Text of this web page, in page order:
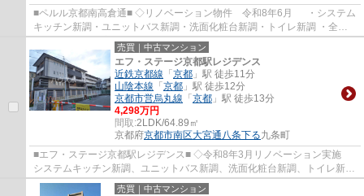
■ペルル京都南高倉通■ ◇リノベーション物件 令和8年6月 ・システム
キッチン新調・ユニットバス新調・洗面化粧台新調・トイレ新調 ・全室
クロス張替・全室フローリング張替・CF張替...
売買｜中古マンション
エフ・ステージ京都駅レジデンス
近鉄京都線 「京都 」駅 徒歩11分
山陰本線 「京都 」駅 徒歩12分
京都市営烏丸線 「京都 」駅 徒歩13分
4,298万円
間取:2LDK/64.89㎡
京都府京都市南区大宮通八条下る九条町
■エフ・ステージ京都駅レジデンス■ ◇令和8年3月リノベーション実施
システムキッチン新調、ユニットバス新調、洗面化粧台新調、トイレ新
調、 クロス張替、フローリング張替、給湯...
売買｜中古マンション